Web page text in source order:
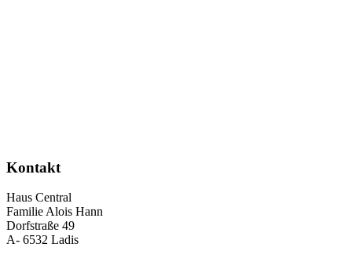
Kontakt
Haus Central
Familie Alois Hann
Dorfstraße 49
A- 6532 Ladis